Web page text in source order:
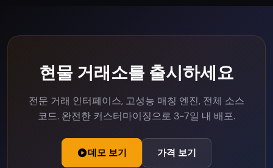
현물 거래소를 출시하세요
전문 거래 인터페이스, 고성능 매칭 엔진, 전체 소스
코드. 완전한 커스터마이징으로 3-7일 내 배포.
데모 보기 가격 보기